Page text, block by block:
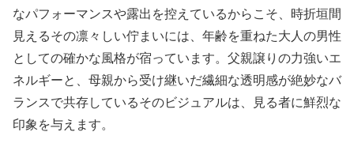
なパフォーマンスや露出を控えているからこそ、時折垣間
見えるその凛々しい佇まいには、年齢を重ねた大人の男性
としての確かな風格が宿っています。父親譲りの力強いエ
ネルギーと、母親から受け継いだ繊細な透明感が絶妙なバ
ランスで共存しているそのビジュアルは、見る者に鮮烈な
印象を与えます。